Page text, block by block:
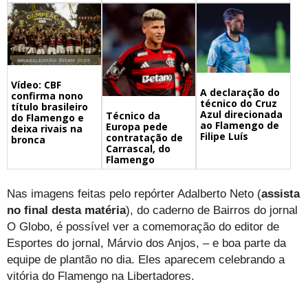
Vídeo: CBF
confirma nono
título brasileiro
do Flamengo e
deixa rivais na
bronca
Técnico da
Europa pede
contratação de
Carrascal, do
Flamengo
A declaração do
técnico do Cruz
Azul direcionada
ao Flamengo de
Filipe Luís
Nas imagens feitas pelo repórter Adalberto Neto (assista
no final desta matéria), do caderno de Bairros do jornal
O Globo, é possível ver a comemoração do editor de
Esportes do jornal, Márvio dos Anjos, – e boa parte da
equipe de plantão no dia. Eles aparecem celebrando a
vitória do Flamengo na Libertadores.